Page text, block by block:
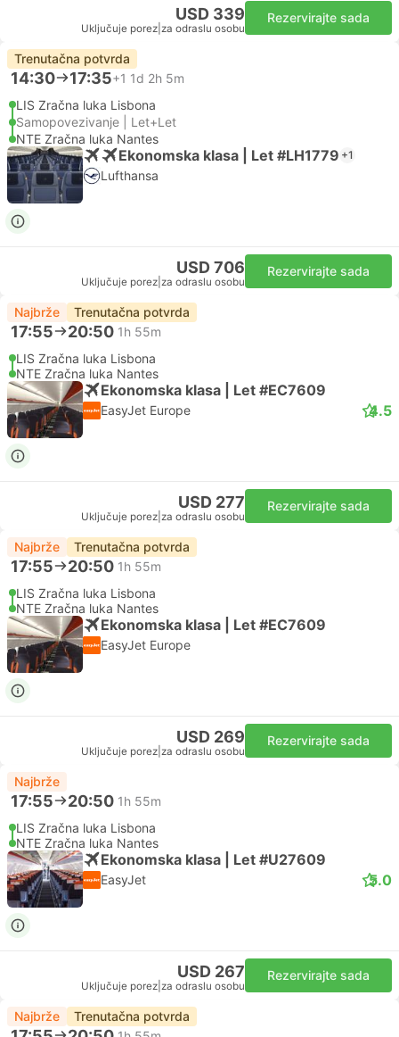
USD 339
Uključuje porez za odraslu osobu
Rezervirajte sada
Trenutačna potvrda
14:30 17:35+1 1d 2h 5m
LIS Zračna luka Lisbona
Samopovezivanje | Let+Let
NTE Zračna luka Nantes
Ekonomska klasa | Let #LH1779 +1
Lufthansa
USD 706
Uključuje porez za odraslu osobu
Rezervirajte sada
Najbrže Trenutačna potvrda
17:55 20:50 1h 55m
LIS Zračna luka Lisbona
NTE Zračna luka Nantes
Ekonomska klasa | Let #EC7609
EasyJet Europe 4.5
USD 277
Uključuje porez za odraslu osobu
Rezervirajte sada
Najbrže Trenutačna potvrda
17:55 20:50 1h 55m
LIS Zračna luka Lisbona
NTE Zračna luka Nantes
Ekonomska klasa | Let #EC7609
EasyJet Europe
USD 269
Uključuje porez za odraslu osobu
Rezervirajte sada
Najbrže
17:55 20:50 1h 55m
LIS Zračna luka Lisbona
NTE Zračna luka Nantes
Ekonomska klasa | Let #U27609
EasyJet 5.0
USD 267
Uključuje porez za odraslu osobu
Rezervirajte sada
Najbrže Trenutačna potvrda